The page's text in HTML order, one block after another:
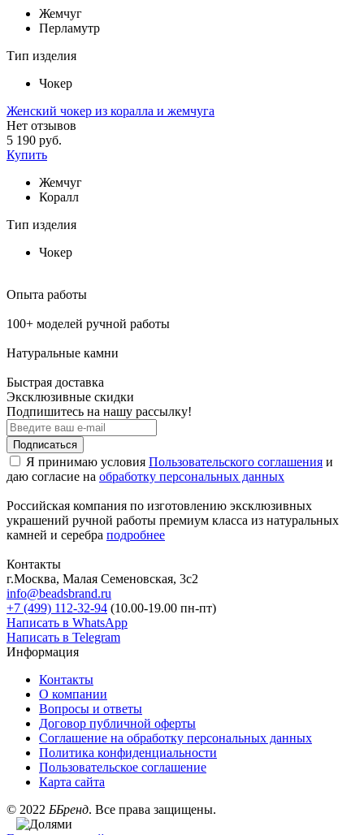
Жемчуг
Перламутр
Тип изделия
Чокер
Женский чокер из коралла и жемчуга
Нет отзывов
5 190 руб.
Купить
Жемчуг
Коралл
Тип изделия
Чокер
Опыта работы
100+ моделей ручной работы
Натуральные камни
Быстрая доставка
Эксклюзивные скидки
Подпишитесь на нашу рассылку!
Подписаться
Я принимаю условия Пользовательского соглашения и
даю согласие на обработку персональных данных
Российская компания по изготовлению эксклюзивных
украшений ручной работы премиум класса из натуральных
камней и серебра подробнее
Контакты
г.Москва, Малая Семеновская, 3с2
info@beadsbrand.ru
+7 (499) 112-32-94 (10.00-19.00 пн-пт)
Написать в WhatsApp
Написать в Telegram
Информация
Контакты
О компании
Вопросы и ответы
Договор публичной оферты
Соглашение на обработку персональных данных
Политика конфиденциальности
Пользовательское соглашение
Карта сайта
© 2022 ББренд. Все права защищены.